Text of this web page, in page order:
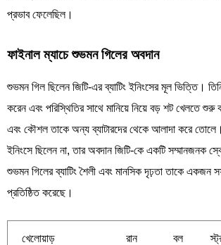
প্রভাব ফেলেছিল।
ফাইনাল ম্যাচে শুভমন গিলের অবদান
শুভমন গিল ছিলেন জিটি-এর ব্যাটিং ইনিংসের মূল ভিত্তি।
করেন এবং পরিস্থিতির সাথে মানিয়ে নিয়ে বড় শট খেলতে শুরু
এবং কৌশল তাকে অন্য ব্যাটারদের থেকে আলাদা করে
ইনিংসে ছিলেন না, তার অবদান জিটি-কে একটি সম্মানজনক
শুভমন গিলের ব্যাটিং শৈলী এবং মানসিক দৃঢ়তা তাকে একজন
প্রতিষ্ঠিত করেছে।
খেলোয়াড় রান বল